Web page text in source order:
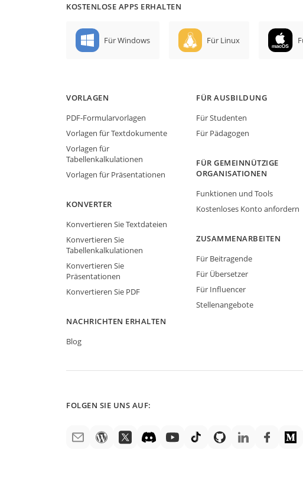
KOSTENLOSE APPS ERHALTEN
Für Windows Für Linux
VORLAGEN
PDF-Formularvorlagen
Vorlagen für Textdokumente
Vorlagen für
Tabellenkalkulationen
Vorlagen für Präsentationen
KONVERTER
Konvertieren Sie Textdateien
Konvertieren Sie
Tabellenkalkulationen
Konvertieren Sie
Präsentationen
Konvertieren Sie PDF
NACHRICHTEN ERHALTEN
Blog
FÜR AUSBILDUNG
Für Studenten
Für Pädagogen
FÜR GEMEINNÜTZIGE
ORGANISATIONEN
Funktionen und Tools
Kostenloses Konto anfordern
ZUSAMMENARBEITEN
Für Beitragende
Für Übersetzer
Für Influencer
Stellenangebote
FOLGEN SIE UNS AUF: